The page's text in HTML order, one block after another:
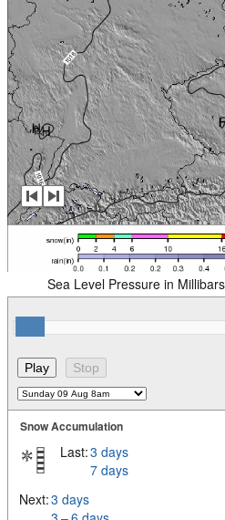
Sea Level Pressure in
Snow Accumulation
Last:3 days
7 days
Next:3 days